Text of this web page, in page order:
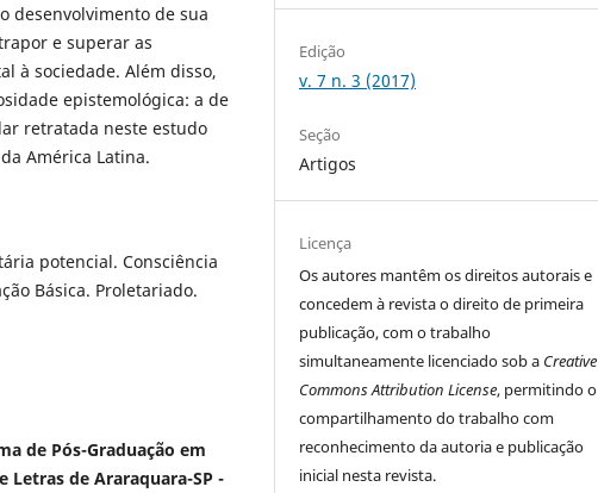
desenvolvimento de sua
e superar as
à sociedade. Além disso,
epistemológica: a de
retratada neste estudo
América Latina.
potencial. Consciência
Básica. Proletariado.
de Pós-Graduação em
Letras de Araraquara-SP -
Edição
v. 7 n. 3 (2017)
Seção
Artigos
Licença
Os autores mantêm os direitos autorais e
concedem à revista o direito de primeira
publicação, com o trabalho
simultaneamente licenciado sob a Creative
Commons Attribution License, permitindo o
compartilhamento do trabalho com
reconhecimento da autoria e publicação
inicial nesta revista.